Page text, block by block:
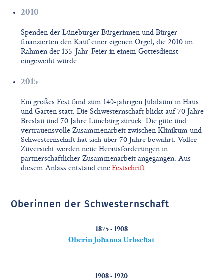
2010
Spenden der Lüneburger Bürgerinnen und Bürger
finanzierten den Kauf einer eigenen Orgel, die 2010 im
Rahmen der 135-Jahr-Feier in einem Gottesdienst
eingeweiht wurde.
2015
Ein großes Fest fand zum 140-jährigen Jubiläum in Haus
und Garten statt. Die Schwesternschaft blickt auf 70 Jahre
Breslau und 70 Jahre Lüneburg zurück. Die gute und
vertrauensvolle Zusammenarbeit zwischen Klinikum und
Schwesternschaft hat sich über 70 Jahre bewährt. Voller
Zuversicht werden neue Herausforderungen in
partnerschaftlicher Zusammenarbeit angegangen. Aus
diesem Anlass entstand eineFestschrift
Oberinnen der Schwesternschaft
1875 - 1908
Oberin Johanna Urbschat
1908 - 1920